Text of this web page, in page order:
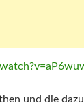
und die